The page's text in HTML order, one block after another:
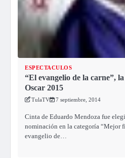
ESPECTACULOS
“El evangelio de la carne”,
Oscar 2015
TulaTV 7 septiembre, 2014
Cinta de Eduardo Mendoza fue
nominación en la categoría “Mejor
evangelio de…